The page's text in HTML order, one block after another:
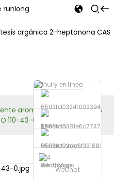
Teléfono
Enviar correo
electrónico
WhatsApp
WeChat
aromatizante de síntesis
43-0